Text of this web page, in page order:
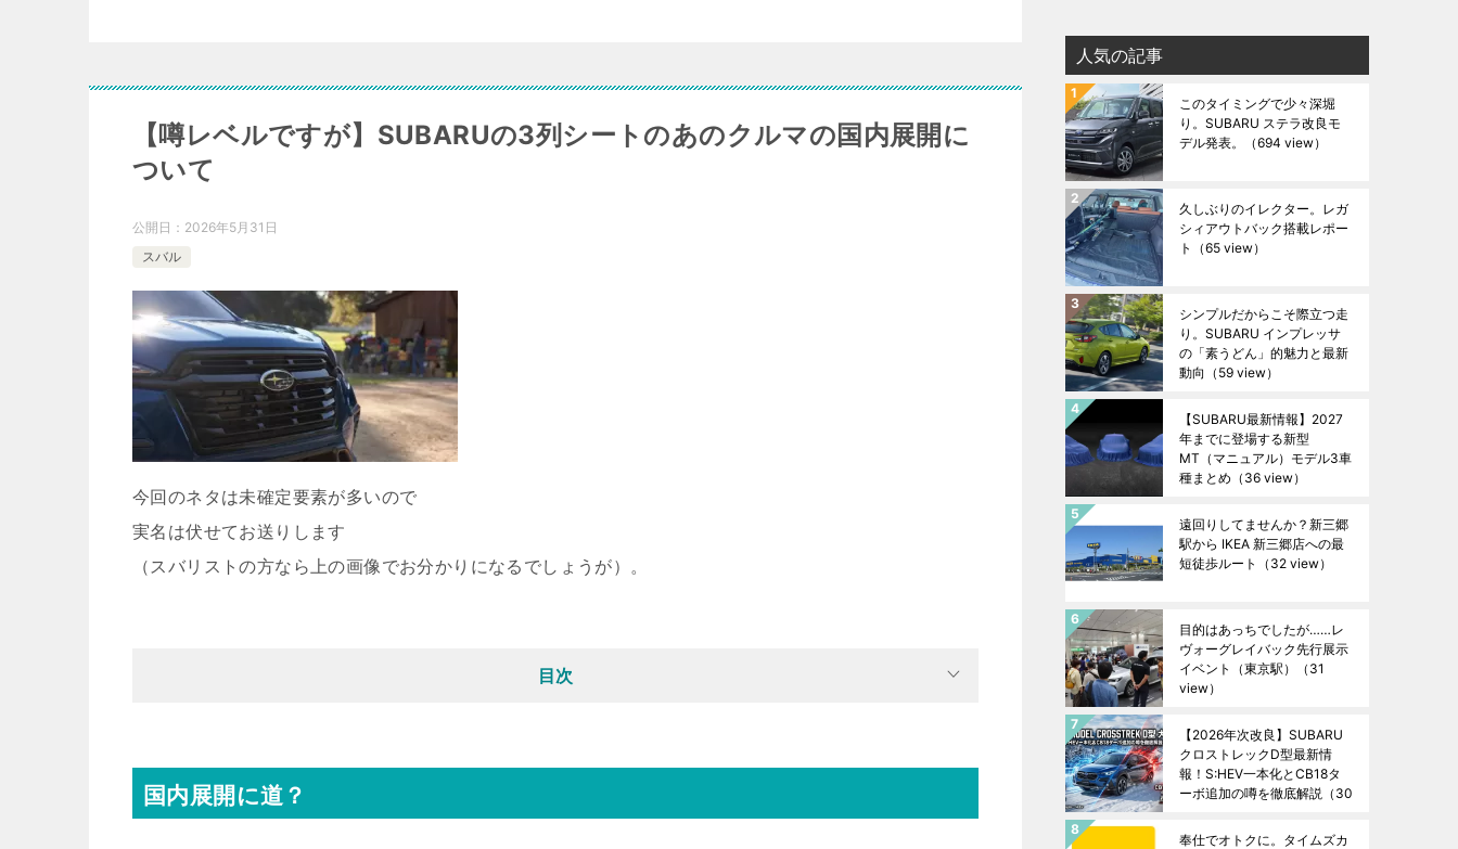
【噂レベルですが】SUBARUの3列シートのあのクルマの国内展開に
ついて
公開日： 2026年5月31日
スバル
今回のネタは未確定要素が多いので
実名は伏せてお送りします
（スバリストの方なら上の画像でお分かりになるでしょうが）。
目次
国内展開に道？
人気の記事
このタイミングで少々深堀
り。SUBARU ステラ改良モ
デル発表。
（694 view）
久しぶりのイレクター。レガ
シィアウトバック搭載レポー
ト
（65 view）
シンプルだからこそ際立つ走
り。SUBARU インプレッサ
の「素うどん」的魅力と最新
動向 （59 view）
【SUBARU最新情報】2027
年までに登場する新型
MT（マニュアル）モデル3車
種まとめ （36 view）
遠回りしてませんか？新三郷
駅から IKEA 新三郷店への最
短徒歩ルート
（32 view）
目的はあっちでしたが……レ
ヴォーグレイバック先行展示
イベント（東京駅）
（31
view）
【2026年次改良】SUBARU
クロストレックD型最新情
報！S:HEV一本化とCB18タ
ーボ追加の噂を徹底解説 （30
奉仕でオトクに。タイムズカ